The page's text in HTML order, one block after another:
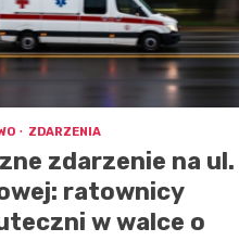
ZDARZENIA
zdarzenie na ul.
ratownicy
w walce o